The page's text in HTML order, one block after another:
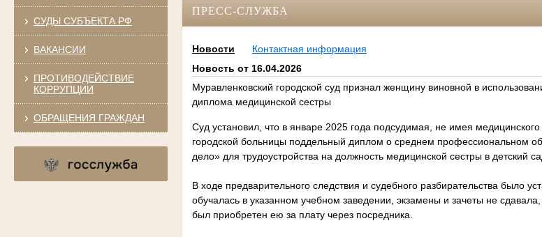
СУДЫ СУБЪЕКТА РФ
ВАКАНСИИ
ПРОТИВОДЕЙСТВИЕ
КОРРУПЦИИ
ОБРАЩЕНИЯ ГРАЖДАН
ПРЕСС-СЛУЖБА
Новости
Контактная информация
Новость от 16.04.2026
Муравленковский городской суд признал женщину виновной в
диплома медицинской сестры
Суд установил, что в январе 2025 года подсудимая, не имея
городской больницы поддельный диплом о среднем профессиональном
дело» для трудоустройства на должность медицинской сестры в детский
В ходе предварительного следствия и судебного разбирательства было
обучалась в указанном учебном заведении, экзамены и зачеты не
был приобретен ею за плату через посредника.